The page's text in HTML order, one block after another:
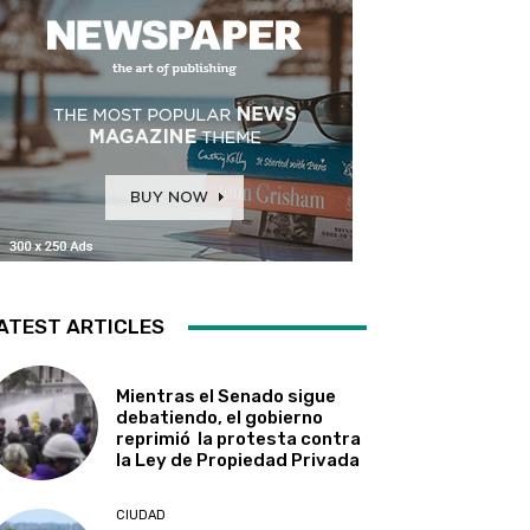
ARTICLES
Mientras el Senado sigue
debatiendo, el gobierno
reprimió la protesta contra
la Ley de Propiedad Privada
CIUDAD